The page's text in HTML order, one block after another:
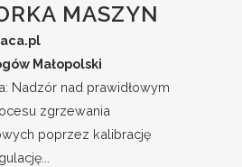
MASZYN
Małopolski
Nadzór nad prawidłowym
zgrzewania
poprzez kalibrację